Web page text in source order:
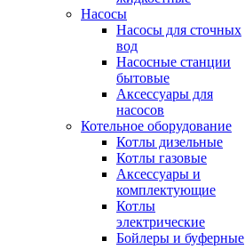
Насосы
Насосы для сточных
вод
Насосные станции
бытовые
Аксессуары для
насосов
Котельное оборудование
Котлы дизельные
Котлы газовые
Аксессуары и
комплектующие
Котлы
электрические
Бойлеры и буферные